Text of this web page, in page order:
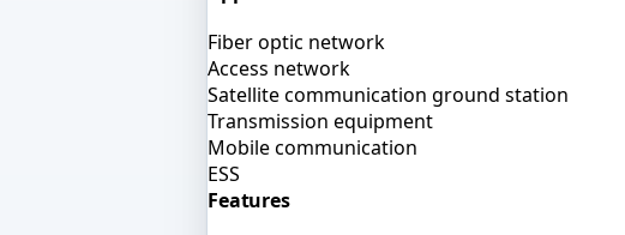
Fiber optic network
Access network
Satellite communication ground station
Transmission equipment
Mobile communication
ESS
Features